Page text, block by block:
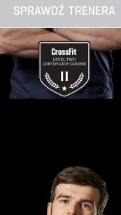
SPRAWDŹ TRENERA